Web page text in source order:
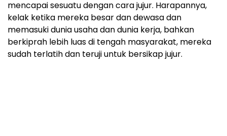
mencapai sesuatu dengan cara jujur. Harapannya,
kelak ketika mereka besar dan dewasa dan
memasuki dunia usaha dan dunia kerja, bahkan
berkiprah lebih luas di tengah masyarakat, mereka
sudah terlatih dan teruji untuk bersikap jujur.